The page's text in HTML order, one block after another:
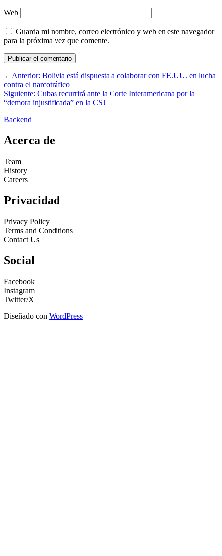
Web
Guarda mi nombre, correo electrónico y web en este navegador
para la próxima vez que comente.
←Anterior: Bolivia está dispuesta a colaborar con EE.UU. en lucha
contra el narcotráfico
Siguiente: Cubas recurrirá ante la Corte Interamericana por la
“demora injustificada” en la CSJ→
Backend
Acerca de
Team
History
Careers
Privacidad
Privacy Policy
Terms and Conditions
Contact Us
Social
Facebook
Instagram
Twitter/X
Diseñado con WordPress